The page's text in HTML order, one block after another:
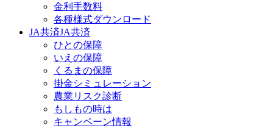
金利手数料
各種様式ダウンロード
JA共済JA共済
ひとの保障
いえの保障
くるまの保障
掛金シミュレーション
農業リスク診断
もしもの時は
キャンペーン情報